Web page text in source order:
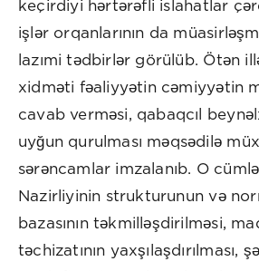
keçirdiyi hərtərəfli islahatlar
işlər orqanlarının da
lazımi tədbirlər görülüb. Ötən
xidməti fəaliyyətin cəmiyyətin
cavab verməsi, qabaqcıl
uyğun qurulması məqsədilə
sərəncamlar imzalanıb. O
Nazirliyinin strukturunun və
bazasının təkmilləşdirilməsi,
təchizatının yaxşılaşdırılması,